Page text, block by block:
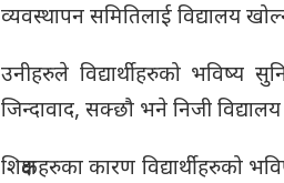
व्यवस्थापन समितिलाई विद्यालय
उनीहरुले विद्यार्थीहरुको भविष्य
जिन्दावाद, सक्छौ भने निजी
शिक्षकहरुका कारण